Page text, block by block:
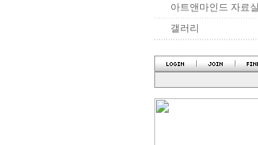
아트앤마인드 자료실
갤러리